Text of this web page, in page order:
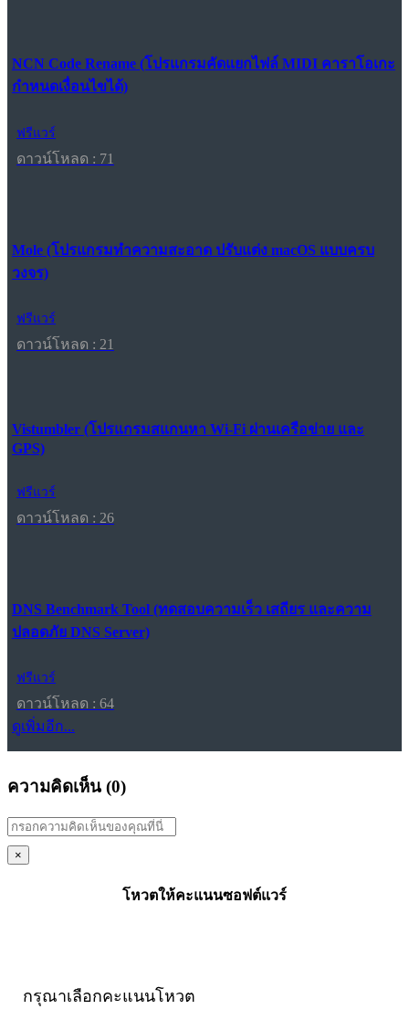
NCN Code Rename (โปรแกรมคัดแยกไฟล์ MIDI คาราโอเกะ
กำหนดเงื่อนไขได้)
ฟรีแวร์
ดาวน์โหลด : 71
Mole (โปรแกรมทำความสะอาด ปรับแต่ง macOS แบบครบ
วงจร)
ฟรีแวร์
ดาวน์โหลด : 21
Vistumbler (โปรแกรมสแกนหา Wi-Fi ผ่านเครือข่าย และ
GPS)
ฟรีแวร์
ดาวน์โหลด : 26
DNS Benchmark Tool (ทดสอบความเร็ว เสถียร และความ
ปลอดภัย DNS Server)
ฟรีแวร์
ดาวน์โหลด : 64
ดูเพิ่มอีก...
ความคิดเห็น (0)
×
โหวตให้คะแนนซอฟต์แวร์
กรุณาเลือกคะแนนโหวต